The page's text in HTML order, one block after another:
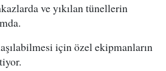
ve yıkılan tünellerin
için özel ekipmanların